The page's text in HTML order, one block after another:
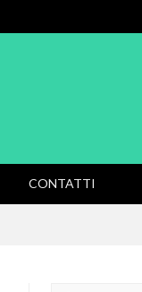
CONTATTI